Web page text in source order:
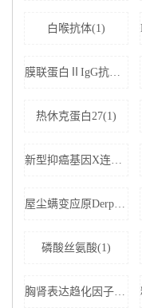
白喉抗体(1)
膜联蛋白ⅡIgG抗体(1)
热休克蛋白27(1)
新型抑癌基因X连锁凋亡抑制蛋白相关因子-1(1)
屋尘螨变应原Derp1 IgE抗体(1)
磷酸丝氨酸(1)
胸肾表达趋化因子(1)